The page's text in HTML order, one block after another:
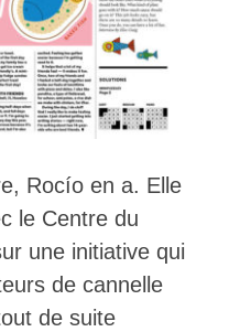
Rocío en a. Elle
le Centre du
une initiative qui
de cannelle
de suite